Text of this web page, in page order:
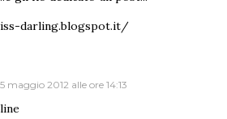
darling.blogspot.it/
maggio 2012 alle ore 14:13